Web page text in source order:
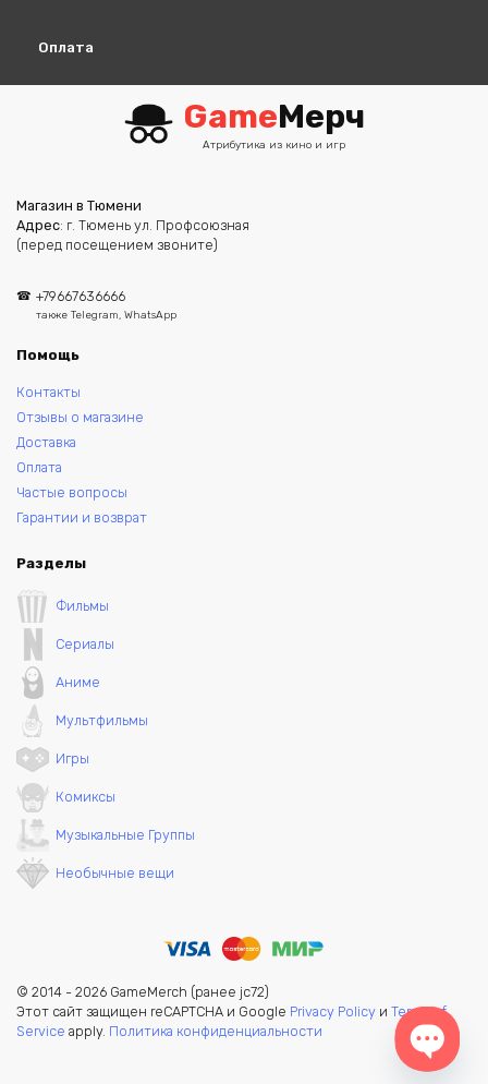
Оплата
GameМерч
Атрибутика из кино и игр
Магазин в Тюмени
Адрес: г. Тюмень ул. Профсоюзная
(перед посещением звоните)
+79667636666
также Telegram, WhatsApp
Помощь
Контакты
Отзывы о магазине
Доставка
Оплата
Частые вопросы
Гарантии и возврат
Разделы
Фильмы
Сериалы
Аниме
Мультфильмы
Игры
Комиксы
Музыкальные Группы
Необычные вещи
© 2014 - 2026 GameMerch (ранее jc72)
Этот сайт защищен reCAPTCHA и Google Privacy Policy и Terms of
Service apply. Политика конфиденциальности